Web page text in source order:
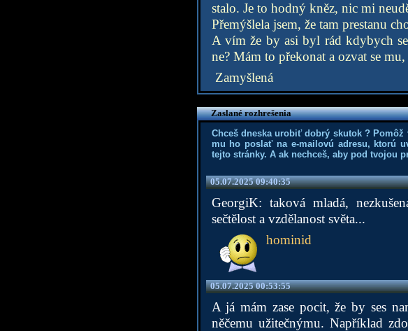
stalo. Je to hodný kněz, nic mi
Přemýšlela jsem, že tam prestanu
A vím že by asi byl rád kdybych
ne? Mám to překonat a ozvat se
Zamyšlená
Zaslané rozhrešenia
Chceš dneska urobiť dobrý skutok ?
mu ho poslať na e-mailovú adresu, ktorú
tejto stránky. A ak nechceš, aby pod tvojou
05.07.2025 09:40:35
GeorgiK: taková mladá,
sečtělost a vzdělanost světa...
hominid
05.07.2025 00:53:55
A já mám zase pocit, že by ses
něčemu užitečnýmu. Například